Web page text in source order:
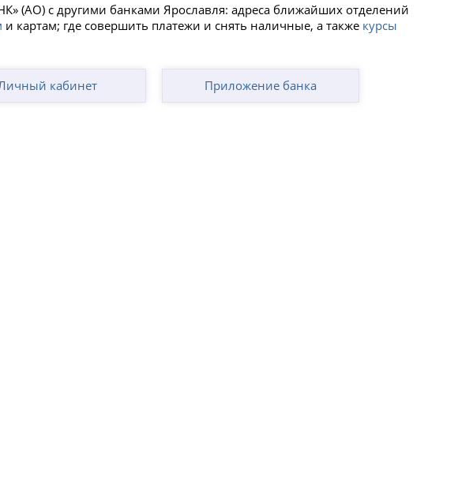
(АО) с другими банками Ярославля: адреса ближайших отделений
и картам; где совершить платежи и снять наличные, а также курсы
кабинет Приложение банка